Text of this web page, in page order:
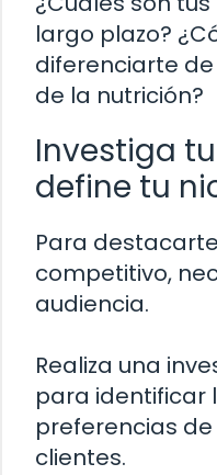
largo plazo?
diferenciarte
de la nutrición?
Investiga
define tu
Para
competitivo,
audiencia.
Realiza una
para identificar
preferencias
clientes.